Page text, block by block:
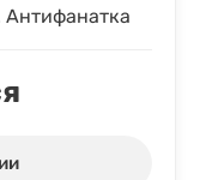
Антифанатка